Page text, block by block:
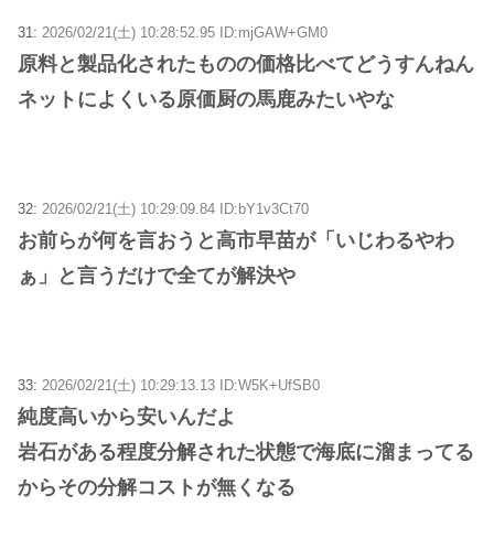
31: 2026/02/21(土) 10:28:52.95 ID:mjGAW+GM0
原料と製品化されたものの価格比べてどうすんねん
ネットによくいる原価厨の馬鹿みたいやな
32: 2026/02/21(土) 10:29:09.84 ID:bY1v3Ct70
お前らが何を言おうと高市早苗が「いじわるやわ
ぁ」と言うだけで全てが解決や
33: 2026/02/21(土) 10:29:13.13 ID:W5K+UfSB0
純度高いから安いんだよ
岩石がある程度分解された状態で海底に溜まってる
からその分解コストが無くなる